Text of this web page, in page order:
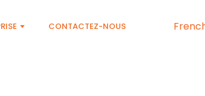
CONTACTEZ-NOUS